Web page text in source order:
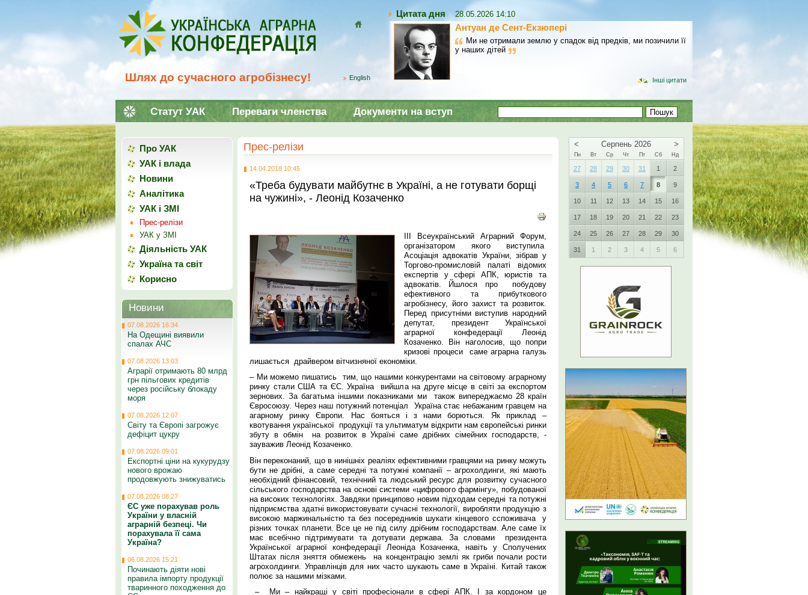
Шлях до сучасного агробізнесу! English
Цитата дня 28.05.2026 14:10
Антуан де Сент-Екзюпері
Ми не отримали землю у спадок від предків, ми позичили її
у наших дітей
Інші цитати
Статут УАК Переваги членства Документи на вступ
Прес-релізи
14.04.2018 10:45
«Треба будувати майбутнє в Україні, а не готувати борщі
на чужині», - Леонід Козаченко
ІІІ Всеукраїнський Аграрний Форум,
організатором якого виступила
Асоціація адвокатів України, зібрав у
Торгово-промисловій палаті відомих
експертів у сфері АПК, юристів та
адвокатів. Йшлося про побудову
ефективного та прибуткового
агробізнесу, його захист та розвиток.
Перед присутніми виступив народний
депутат, президент Української
аграрної конфедерації Леонід
Козаченко. Він наголосив, що попри
кризові процеси саме аграрна галузь
лишається драйвером вітчизняної економіки.
– Ми можемо пишатись тим, що нашими конкурентами на світовому аграрному
ринку стали США та ЄС. Україна вийшла на друге місце в світі за експортом
зернових. За багатьма іншими показниками ми також випереджаємо 28 країн
Євросоюзу. Через наш потужний потенціал Україна стає небажаним гравцем на
агарному ринку Європи. Нас бояться і з нами борються. Як приклад –
квотування української продукції та ультиматум відкрити нам європейські ринки
збуту в обмін на розвиток в Україні саме дрібних сімейних господарств, -
зауважив Леонід Козаченко.
Він переконаний, що в нинішніх реаліях ефективними гравцями на ринку можуть
бути не дрібні, а саме середні та потужні компанії – агрохолдинги, які мають
необхідний фінансовий, технічний та людський ресурс для розвитку сучасного
сільського господарства на основі системи «цифрового фармінгу», побудованої
на високих технологіях. Завдяки принципово новим підходам середні та потужні
підприємства здатні використовувати сучасні технології, виробляти продукцію з
високою маржинальністю та без посередників шукати кінцевого сспоживача у
різних точках планети. Все це не під силу дрібним господарствам. Але саме їх
має всебічно підтримувати та дотувати держава. За словами президента
Української аграрної конфедерації Леоніда Козаченка, навіть у Сполучених
Штатах після зняття обмежень на концентрацію землі як гриби почали рости
агрохолдинги. Управлінців для них часто шукають саме в Україні. Китай також
полює за нашими мізками.
– Ми – найкращі у світі професіонали в сфері АПК. І за кордоном це
Про УАК
УАК і влада
Новини
Аналітика
УАК і ЗМІ
Прес-релізи
УАК у ЗМІ
Діяльність УАК
Україна та світ
Корисно
Новини
07.08.2026 16:34
На Одещині виявили
спалах АЧС
07.08.2026 13:03
Аграрії отримають 80 млрд
грн пільгових кредитів
через російську блокаду
моря
07.08.2026 12:07
Світу та Європі загрожує
дефіцит цукру
07.08.2026 09:01
Експортні ціни на кукурудзу
нового врожаю
продовжують знижуватись
07.08.2026 08:27
ЄС уже порахував роль
України у власній
аграрній безпеці. Чи
порахувала її сама
Україна?
06.08.2026 15:21
Починають діяти нові
правила імпорту продукції
тваринного походження до
< Серпень 2026 >
Пн Вт Ср Чт Пт Сб Нд
27 28 29 30 31 1 2
3 4 5 6 7 8 9
10 11 12 13 14 15 16
17 18 19 20 21 22 23
24 25 26 27 28 29 30
31 1 2 3 4 5 6